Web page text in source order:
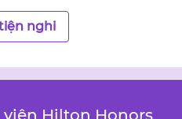
nghi
Hilton Honors